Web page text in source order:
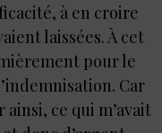
à en croire
laissées. À cet
pour le
Car
ce qui m’avait